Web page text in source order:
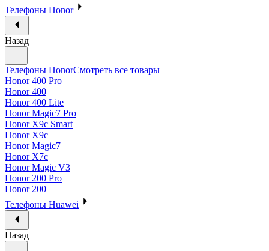
Телефоны Honor
Назад
Телефоны HonorСмотреть все товары
Honor 400 Pro
Honor 400
Honor 400 Lite
Honor Magic7 Pro
Honor X9c Smart
Honor X9c
Honor Magic7
Honor X7c
Honor Magic V3
Honor 200 Pro
Honor 200
Телефоны Huawei
Назад